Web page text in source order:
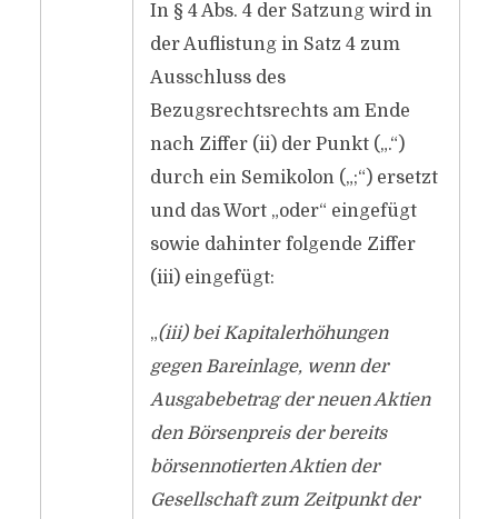
In § 4 Abs. 4 der Satzung wird in
der Auflistung in Satz 4 zum
Ausschluss des
Bezugsrechtsrechts am Ende
nach Ziffer (ii) der Punkt („.“)
durch ein Semikolon („;“) ersetzt
und das Wort „oder“ eingefügt
sowie dahinter folgende Ziffer
(iii) eingefügt:
„(iii) bei Kapitalerhöhungen
gegen Bareinlage, wenn der
Ausgabebetrag der neuen Aktien
den Börsenpreis der bereits
börsennotierten Aktien der
Gesellschaft zum Zeitpunkt der